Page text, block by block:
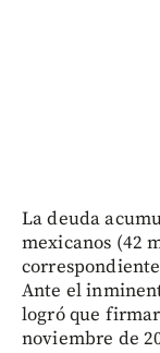
La deuda
mexicanos (42
Ante el
logró que
noviembre de